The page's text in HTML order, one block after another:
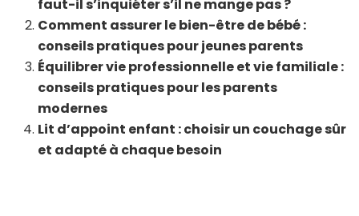
faut-il s’inquiéter s’il ne mange pas ?
Comment assurer le bien-être de bébé :
conseils pratiques pour jeunes parents
Équilibrer vie professionnelle et vie familiale :
conseils pratiques pour les parents
modernes
Lit d’appoint enfant : choisir un couchage sûr
et adapté à chaque besoin